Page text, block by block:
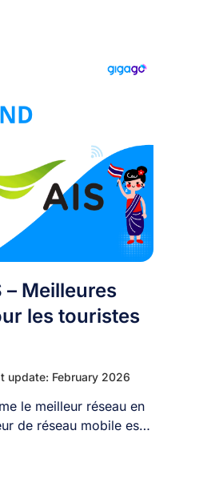
– Meilleures
les touristes
update: February 2026
le meilleur réseau en
de réseau mobile est